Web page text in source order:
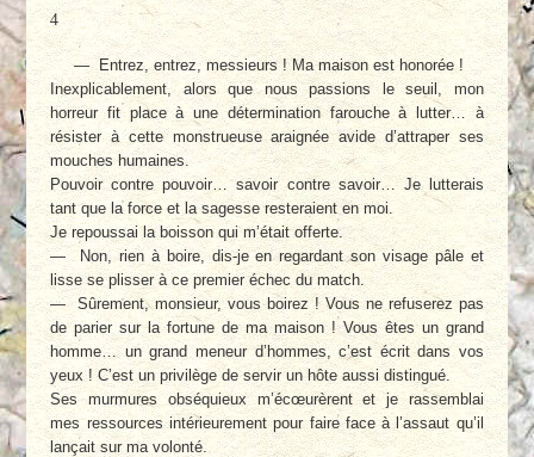
4
— Entrez, entrez, messieurs ! Ma maison est honorée !
Inexplicablement, alors que nous passions le seuil, mon
horreur fit place à une détermination farouche à lutter… à
résister à cette monstrueuse araignée avide d’attraper ses
mouches humaines.
Pouvoir contre pouvoir… savoir contre savoir… Je lutterais
tant que la force et la sagesse resteraient en moi.
Je repoussai la boisson qui m’était offerte.
— Non, rien à boire, dis-je en regardant son visage pâle et
lisse se plisser à ce premier échec du match.
— Sûrement, monsieur, vous boirez ! Vous ne refuserez pas
de parier sur la fortune de ma maison ! Vous êtes un grand
homme… un grand meneur d’hommes, c’est écrit dans vos
yeux ! C’est un privilège de servir un hôte aussi distingué.
Ses murmures obséquieux m’écœurèrent et je rassemblai
mes ressources intérieurement pour faire face à l’assaut qu’il
lançait sur ma volonté.